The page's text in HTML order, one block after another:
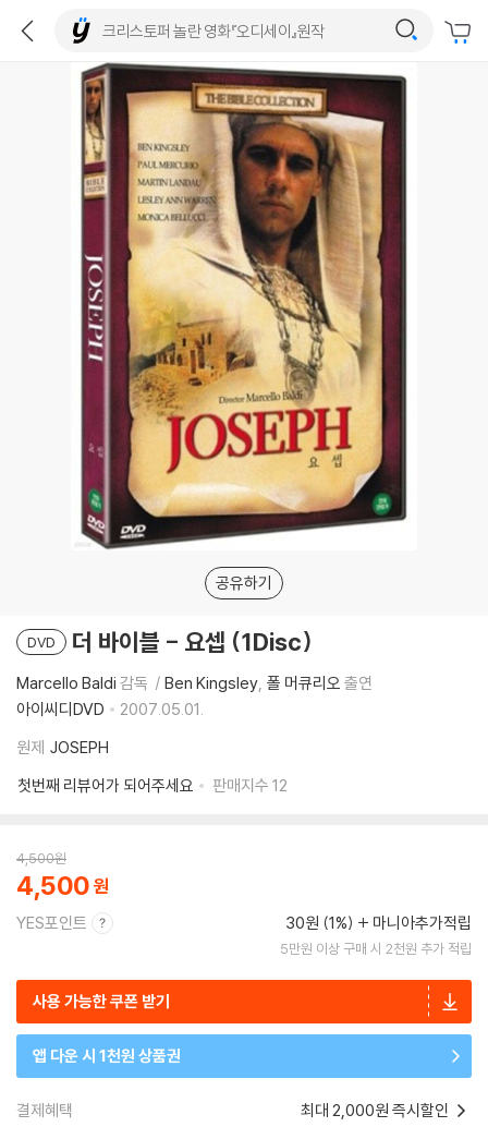
공유하기
DVD 더 바이블 - 요셉 (1Disc)
Marcello Baldi 감독 Ben Kingsley 폴 머큐리오 출연
아이씨디DVD
2007.05.01.
원제 JOSEPH
첫번째 리뷰어가 되어주세요
판매지수 12
4,500원
4,500
YES포인트 30원 (1%) 마니아추가적립
5만원 이상 구매 시 2천원 추가 적립
사용 가능한 쿠폰 받기
앱 다운 시 1천원 상품권
결제혜택 최대 2,000원 즉시할인